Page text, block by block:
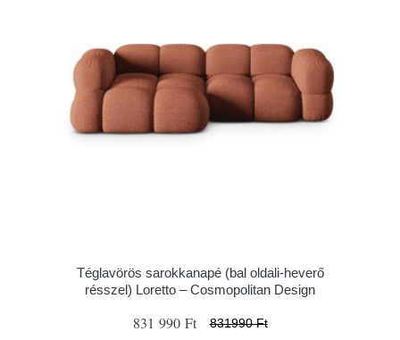
Téglavörös sarokkanapé (bal oldali-heverő
résszel) Loretto – Cosmopolitan Design
831 990 Ft 831990 Ft